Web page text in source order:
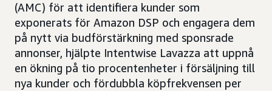
(AMC) för att identifiera kunder som
exponerats för Amazon DSP och engagera dem
på nytt via budförstärkning med sponsrade
annonser, hjälpte Intentwise Lavazza att uppnå
en ökning på tio procentenheter i försäljning till
nya kunder och fördubbla köpfrekvensen per